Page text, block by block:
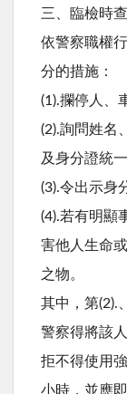
三、臨檢時
依警察職權
分的措施：
(1).攔停人、
(2).詢問姓名
及身分證統
(3).令出示身
(4).若有明顯
害他人生命
之物。
其中，第(2).
警察得將該
拒不得使用
小時，並應